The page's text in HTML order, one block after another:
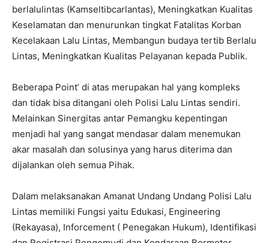
berlalulintas (Kamseltibcarlantas), Meningkatkan Kualitas
Keselamatan dan menurunkan tingkat Fatalitas Korban
Kecelakaan Lalu Lintas, Membangun budaya tertib Berlalu
Lintas, Meningkatkan Kualitas Pelayanan kepada Publik.
Beberapa Point’ di atas merupakan hal yang kompleks
dan tidak bisa ditangani oleh Polisi Lalu Lintas sendiri.
Melainkan Sinergitas antar Pemangku kepentingan
menjadi hal yang sangat mendasar dalam menemukan
akar masalah dan solusinya yang harus diterima dan
dijalankan oleh semua Pihak.
Dalam melaksanakan Amanat Undang Undang Polisi Lalu
Lintas memiliki Fungsi yaitu Edukasi, Engineering
(Rekayasa), Inforcement ( Penegakan Hukum), Identifikasi